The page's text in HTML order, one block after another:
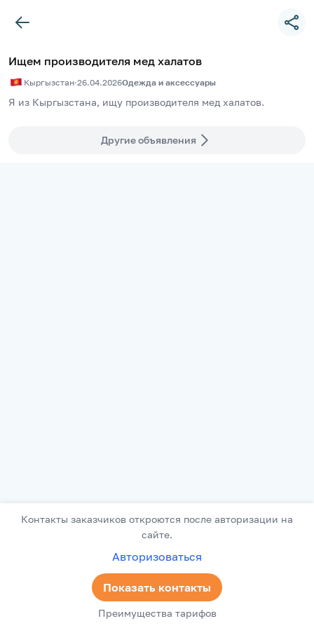
Ищем производителя мед халатов
Кыргызстан·26.04.2026Одежда и аксессуары
Я из Кыргызстана, ищу производителя мед халатов.
Другие объявления
Контакты заказчиков откроются после авторизации на
сайте.
Авторизоваться
Показать контакты
Преимущества тарифов